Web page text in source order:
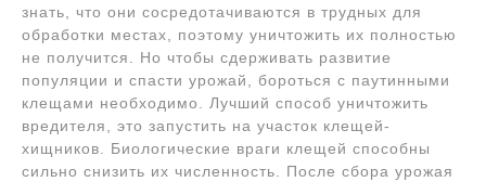
знать, что они сосредотачиваются в трудных для
обработки местах, поэтому уничтожить их полностью
не получится. Но чтобы сдерживать развитие
популяции и спасти урожай, бороться с паутинными
клещами необходимо. Лучший способ уничтожить
вредителя, это запустить на участок клещей-
хищников. Биологические враги клещей способны
сильно снизить их численность. После сбора урожая